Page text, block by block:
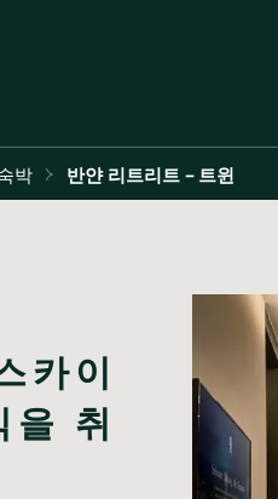
박 반얀 리트리트 - 트윈
카이
을 취